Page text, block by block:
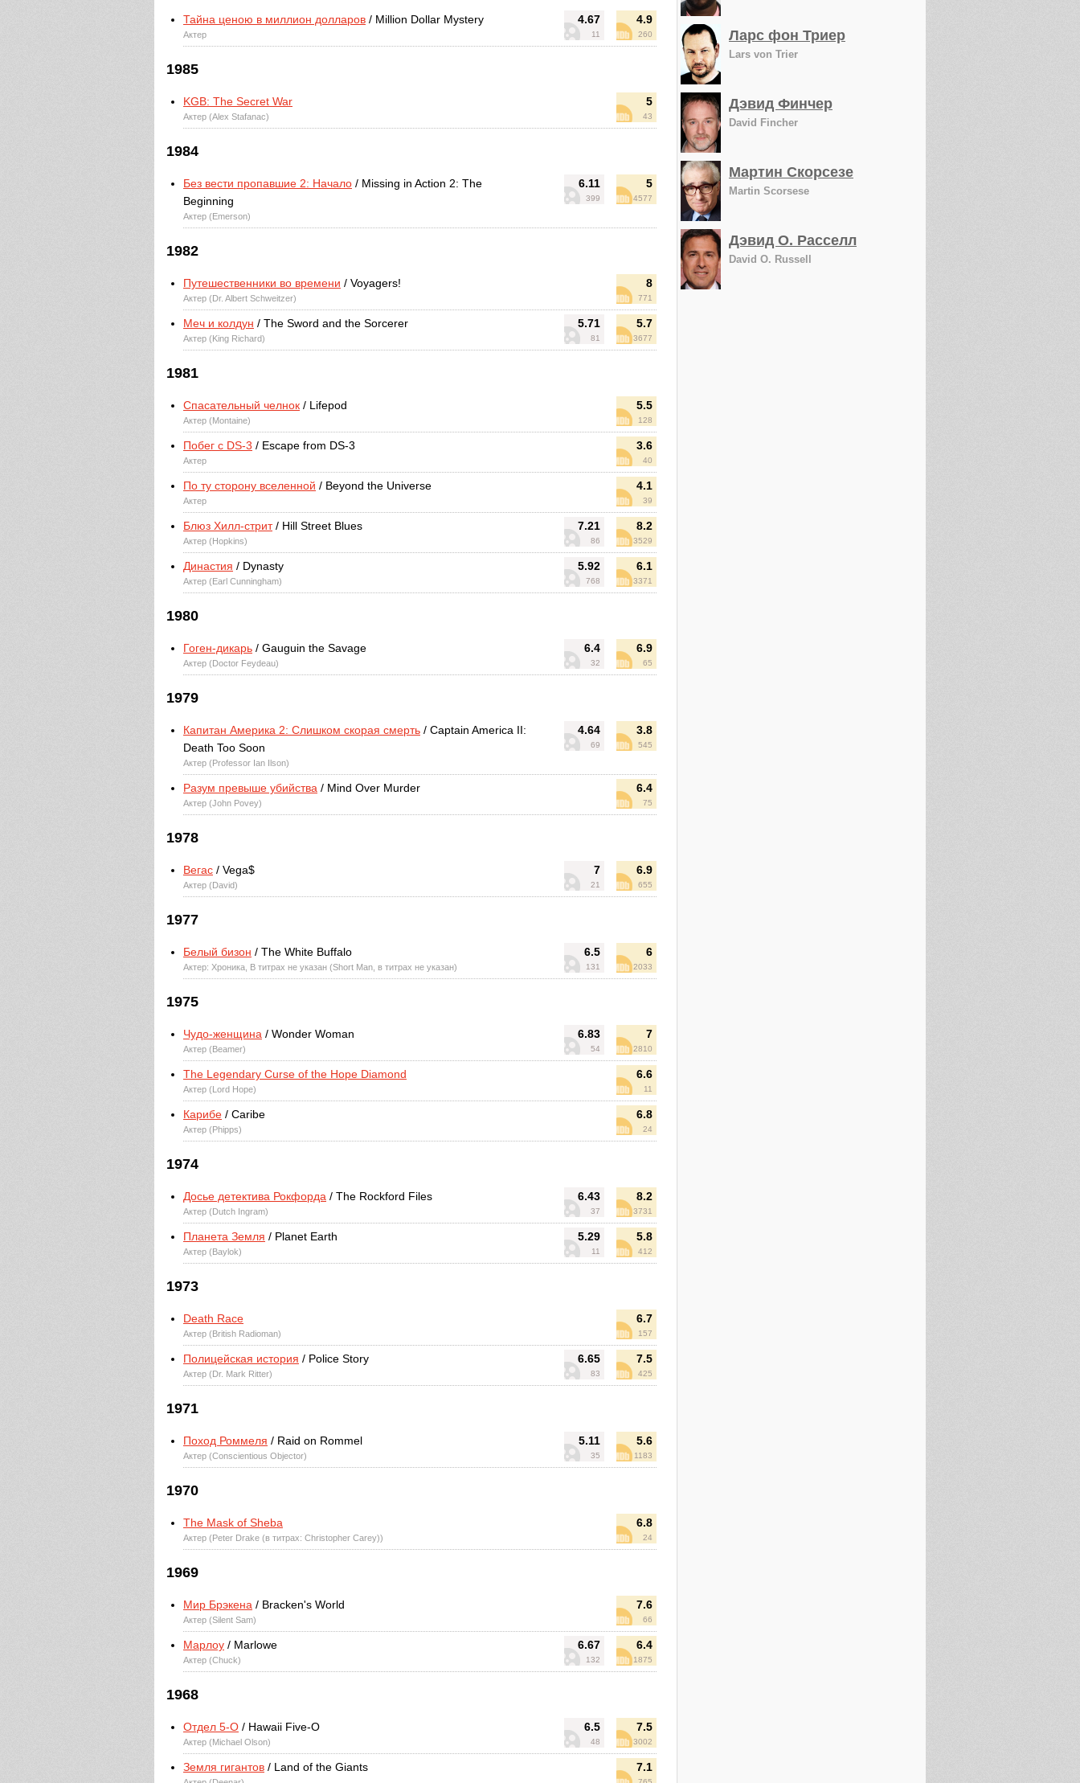
4.67
11
4.9
260
Тайна ценою в миллион долларов / Million Dollar Mystery
Актер
1985
5
43
KGB: The Secret War
Актер (Alex Stafanac)
1984
6.11
399
5
4577
Без вести пропавшие 2: Начало / Missing in Action 2: The
Beginning
Актер (Emerson)
1982
8
771
Путешественники во времени / Voyagers!
Актер (Dr. Albert Schweitzer)
5.71
81
5.7
3677
Меч и колдун / The Sword and the Sorcerer
Актер (King Richard)
1981
5.5
128
Спасательный челнок / Lifepod
Актер (Montaine)
3.6
40
Побег с DS-3 / Escape from DS-3
Актер
4.1
39
По ту сторону вселенной / Beyond the Universe
Актер
7.21
86
8.2
3529
Блюз Хилл-стрит/ Hill Street Blues
Актер (Hopkins)
5.92
768
6.1
3371
Династия / Dynasty
Актер (Earl Cunningham)
1980
6.4
32
6.9
65
Гоген-дикарь / Gauguin the Savage
Актер (Doctor Feydeau)
1979
4.64
69
3.8
545
Капитан Америка 2: Слишком скорая смерть / Captain America II:
Death Too Soon
Актер (Professor Ian Ilson)
6.4
75
Разум превыше убийства / Mind Over Murder
Актер (John Povey)
1978
7
21
6.9
655
Вегас / Vega$
Актер (David)
1977
6.5
131
6
2033
Белый бизон / The White Buffalo
Актер: Хроника, В титрах не указан (Short Man, в титрах не указан)
1975
6.83
54
7
2810
Чудо-женщина / Wonder Woman
Актер (Beamer)
6.6
11
The Legendary Curse of the Hope Diamond
Актер (Lord Hope)
6.8
24
Карибе / Caribe
Актер (Phipps)
1974
6.43
37
8.2
3731
Досье детектива Рокфорда / The Rockford Files
Актер (Dutch Ingram)
5.29
11
5.8
412
Планета Земля / Planet Earth
Актер (Baylok)
1973
6.7
157
Death Race
Актер (British Radioman)
6.65
83
7.5
425
Полицейская история / Police Story
Актер (Dr. Mark Ritter)
1971
5.11
35
5.6
1183
Поход Роммеля / Raid on Rommel
Актер (Conscientious Objector)
1970
6.8
24
The Mask of Sheba
Актер (Peter Drake (в титрах: Christopher Carey))
1969
7.6
66
Мир Брэкена / Bracken's World
Актер (Silent Sam)
6.67
132
6.4
1875
Марлоу / Marlowe
Актер (Chuck)
1968
6.5
48
7.5
3002
Отдел 5-O / Hawaii Five-O
Актер (Michael Olson)
7.1
Земля гигантов / Land of the Giants
Ларс фон Триер
Lars von Trier
Дэвид Финчер
David Fincher
Мартин Скорсезе
Martin Scorsese
Дэвид О. Расселл
David O. Russell